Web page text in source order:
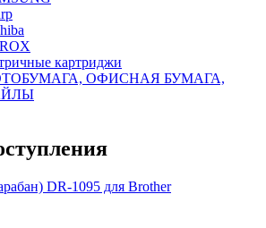
картриджи
ОФИСНАЯ БУМАГА,